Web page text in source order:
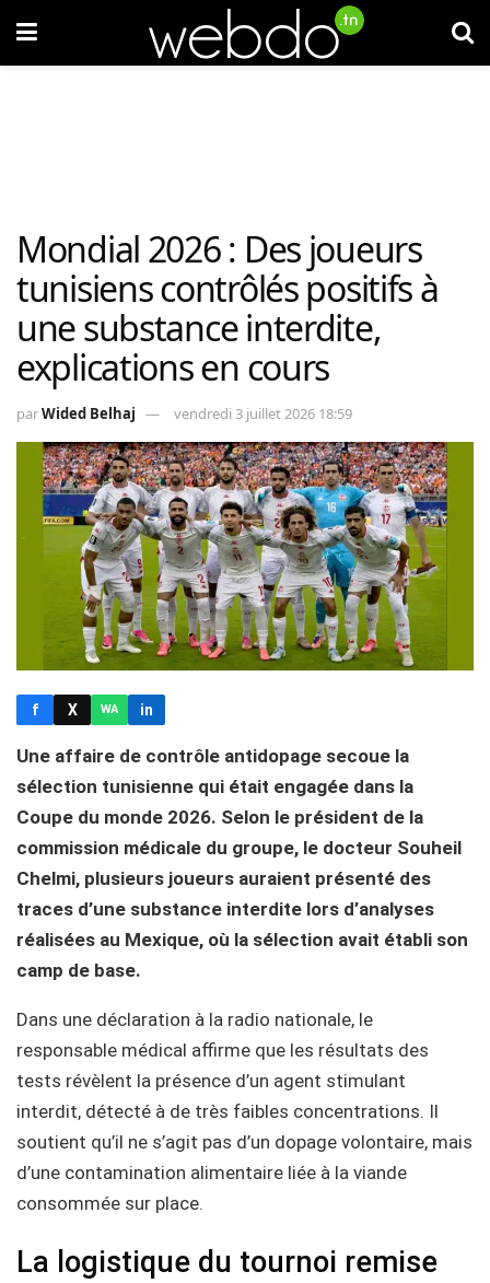
Mondial 2026 : Des joueurs
tunisiens contrôlés positifs à
une substance interdite,
explications en cours
parWided Belhaj vendredi 3 juillet 2026 18:59
f X WA in
Une affaire de contrôle antidopage secoue la
sélection tunisienne qui était engagée dans la
Coupe du monde 2026. Selon le président de la
commission médicale du groupe, le docteur Souheil
Chelmi, plusieurs joueurs auraient présenté des
traces d’une substance interdite lors d’analyses
réalisées au Mexique, où la sélection avait établi son
camp de base.
Dans une déclaration à la radio nationale, le
responsable médical affirme que les résultats des
tests révèlent la présence d’un agent stimulant
interdit, détecté à de très faibles concentrations. Il
soutient qu’il ne s’agit pas d’un dopage volontaire, mais
d’une contamination alimentaire liée à la viande
consommée sur place.
La logistique du tournoi remise